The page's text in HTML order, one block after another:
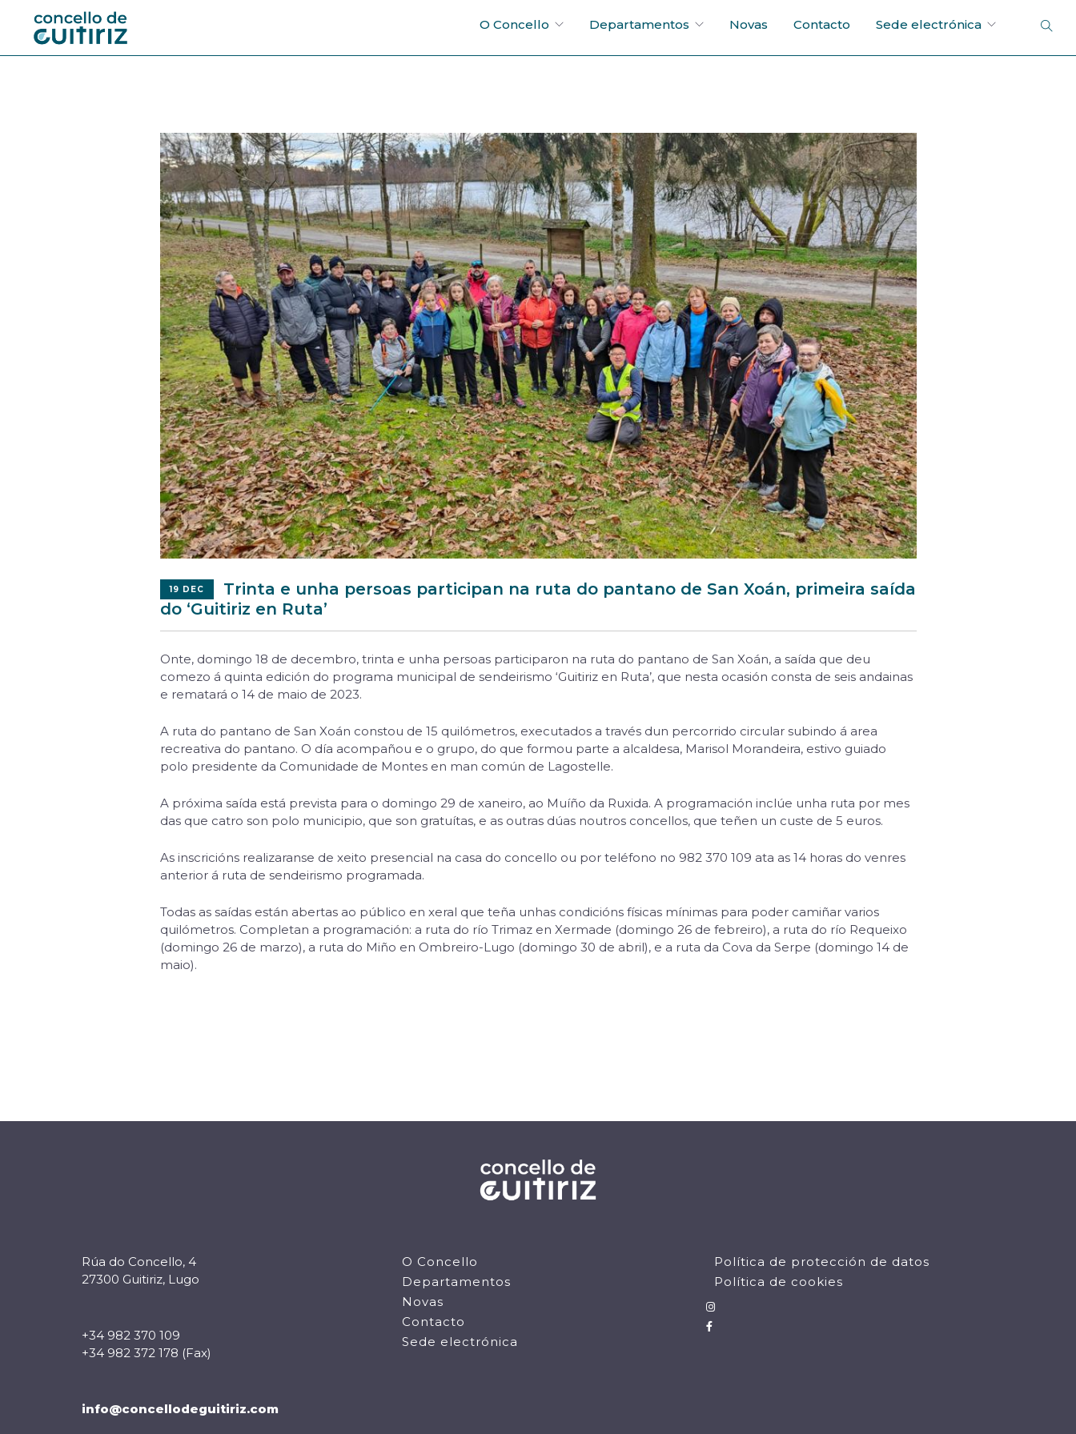
O Concello Departamentos Novas Contacto Sede electrónica
19 DEC
Trinta e unha persoas participan na ruta do pantano de San Xoán, primeira saída
do ‘Guitiriz en Ruta’
Onte, domingo 18 de decembro, trinta e unha persoas participaron na ruta do pantano de San Xoán, a saída que deu
comezo á quinta edición do programa municipal de sendeirismo ‘Guitiriz en Ruta’, que nesta ocasión consta de seis andainas
e rematará o 14 de maio de 2023.
A ruta do pantano de San Xoán constou de 15 quilómetros, executados a través dun percorrido circular subindo á area
recreativa do pantano. O día acompañou e o grupo, do que formou parte a alcaldesa, Marisol Morandeira, estivo guiado
polo presidente da Comunidade de Montes en man común de Lagostelle.
A próxima saída está prevista para o domingo 29 de xaneiro, ao Muíño da Ruxida. A programación inclúe unha ruta por mes
das que catro son polo municipio, que son gratuítas, e as outras dúas noutros concellos, que teñen un custe de 5 euros.
As inscricións realizaranse de xeito presencial na casa do concello ou por teléfono no 982 370 109 ata as 14 horas do venres
anterior á ruta de sendeirismo programada.
Todas as saídas están abertas ao público en xeral que teña unhas condicións físicas mínimas para poder camiñar varios
quilómetros. Completan a programación: a ruta do río Trimaz en Xermade (domingo 26 de febreiro), a ruta do río Requeixo
(domingo 26 de marzo), a ruta do Miño en Ombreiro-Lugo (domingo 30 de abril), e a ruta da Cova da Serpe (domingo 14 de
maio).
Rúa do Concello, 4
27300 Guitiriz, Lugo
+34 982 370 109
+34 982 372 178 (Fax)
info@concellodeguitiriz.com
O Concello
Departamentos
Novas
Contacto
Sede electrónica
Política de protección de datos
Política de cookies